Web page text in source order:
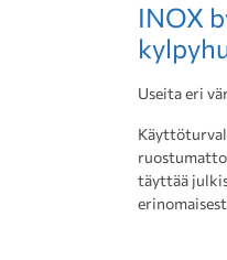
INOX
Useita eri
täyttää